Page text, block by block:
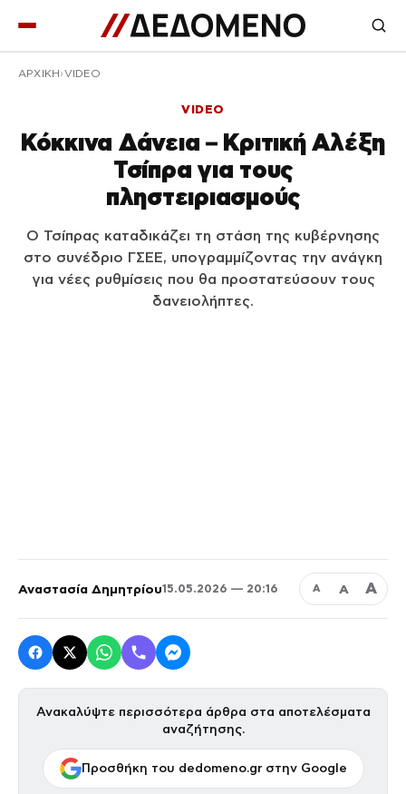
ΑΡΧΙΚΉ VIDEO
VIDEO
Κόκκινα Δάνεια – Κριτική Αλέξη
Τσίπρα για τους
πληστειριασμούς
Ο Τσίπρας καταδικάζει τη στάση της κυβέρνησης
στο συνέδριο ΓΣΕΕ, υπογραμμίζοντας την ανάγκη
για νέες ρυθμίσεις που θα προστατεύσουν τους
δανειολήπτες.
Αναστασία Δημητρίου15.05.2026 — 20:16 Α Α Α
Ανακαλύψτε περισσότερα άρθρα στα αποτελέσματα
αναζήτησης.
Προσθήκη του dedomeno.gr στην Google